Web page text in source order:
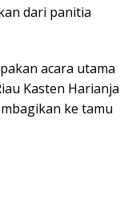
dari panitia
acara utama
Kasten Harianja
ke tamu